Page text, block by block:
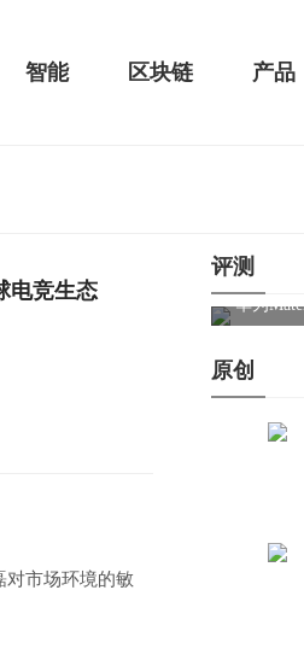
智能 区块链 产品
电竞生态
对市场环境的敏
评测
13 2020款评测：超值的2K触控全面
原创